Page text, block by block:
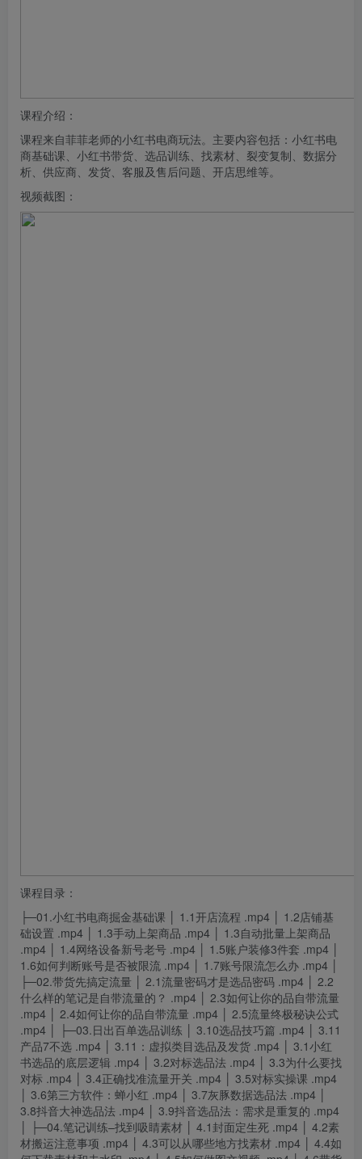
课程介绍：
课程来自菲菲老师的小红书电商玩法。主要内容包括：小红书电
商基础课、小红书带货、选品训练、找素材、裂变复制、数据分
析、供应商、发货、客服及售后问题、开店思维等。
视频截图：
课程目录：
├─01.小红书电商掘金基础课 │ 1.1开店流程 .mp4 │ 1.2店铺基
础设置 .mp4 │ 1.3手动上架商品 .mp4 │ 1.3自动批量上架商品
.mp4 │ 1.4网络设备新号老号 .mp4 │ 1.5账户装修3件套 .mp4 │
1.6如何判断账号是否被限流 .mp4 │ 1.7账号限流怎么办 .mp4 │
├─02.带货先搞定流量 │ 2.1流量密码才是选品密码 .mp4 │ 2.2
什么样的笔记是自带流量的？ .mp4 │ 2.3如何让你的品自带流量
.mp4 │ 2.4如何让你的品自带流量 .mp4 │ 2.5流量终极秘诀公式
.mp4 │ ├─03.日出百单选品训练 │ 3.10选品技巧篇 .mp4 │ 3.11
产品7不选 .mp4 │ 3.11：虚拟类目选品及发货 .mp4 │ 3.1小红
书选品的底层逻辑 .mp4 │ 3.2对标选品法 .mp4 │ 3.3为什么要找
对标 .mp4 │ 3.4正确找准流量开关 .mp4 │ 3.5对标实操课 .mp4
│ 3.6第三方软件：蝉小红 .mp4 │ 3.7灰豚数据选品法 .mp4 │
3.8抖音大神选品法 .mp4 │ 3.9抖音选品法：需求是重复的 .mp4
│ ├─04.笔记训练–找到吸睛素材 │ 4.1封面定生死 .mp4 │ 4.2素
材搬运注意事项 .mp4 │ 4.3可以从哪些地方找素材 .mp4 │ 4.4如